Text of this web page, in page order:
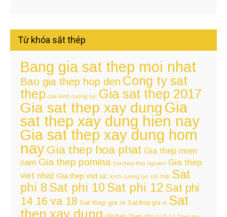
Từ khóa sắt thép
Bang gia sat thep moi nhat
Bao gia thep hop den Cong ty sat
thep cửa kính cường lực Gia sat thep 2017
Gia sat thep xay dung Gia
sat thep xay dung hien nay
Gia sat thep xay dung hom
nayGia thep hoa phat Gia thep mien
nam Gia thep pomina Gia thep thai nguyen Gia thep
viet nhat Gia thep viet uc kính cường lực nội thất Sat
phi 8 Sat phi 10Sat phi 12 Sat phi
14 16 va 18 Sat thep gia re Sat thep gia si Sat
thep xay dung